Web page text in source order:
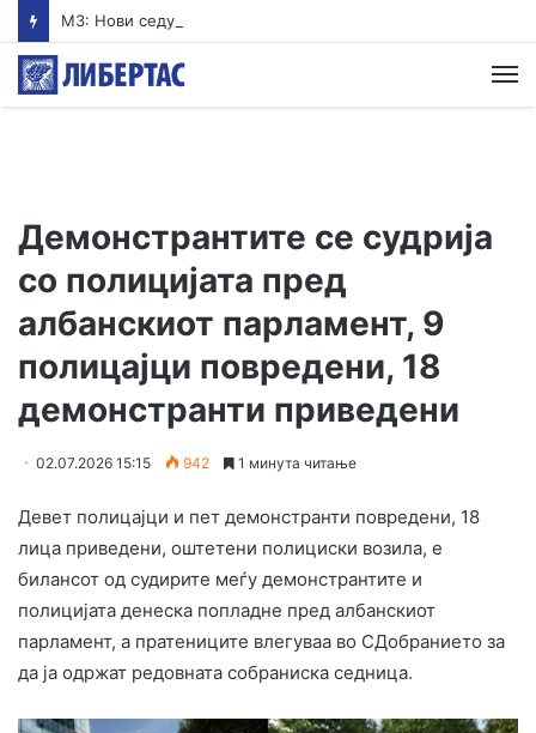
Демонстрантите се судрија
со полицијата пред
албанскиот парламент, 9
полицајци повредени, 18
демонстранти приведени
02.07.2026 15:15 942 1 минута читање
Девет полицајци и пет демонстранти повредени, 18
лица приведени, оштетени полициски возила, е
билансот од судирите меѓу демонстрантите и
полицијата денеска попладне пред албанскиот
парламент, а пратениците влегуваа во СДобранието за
да ја одржат редовната собраниска седница.